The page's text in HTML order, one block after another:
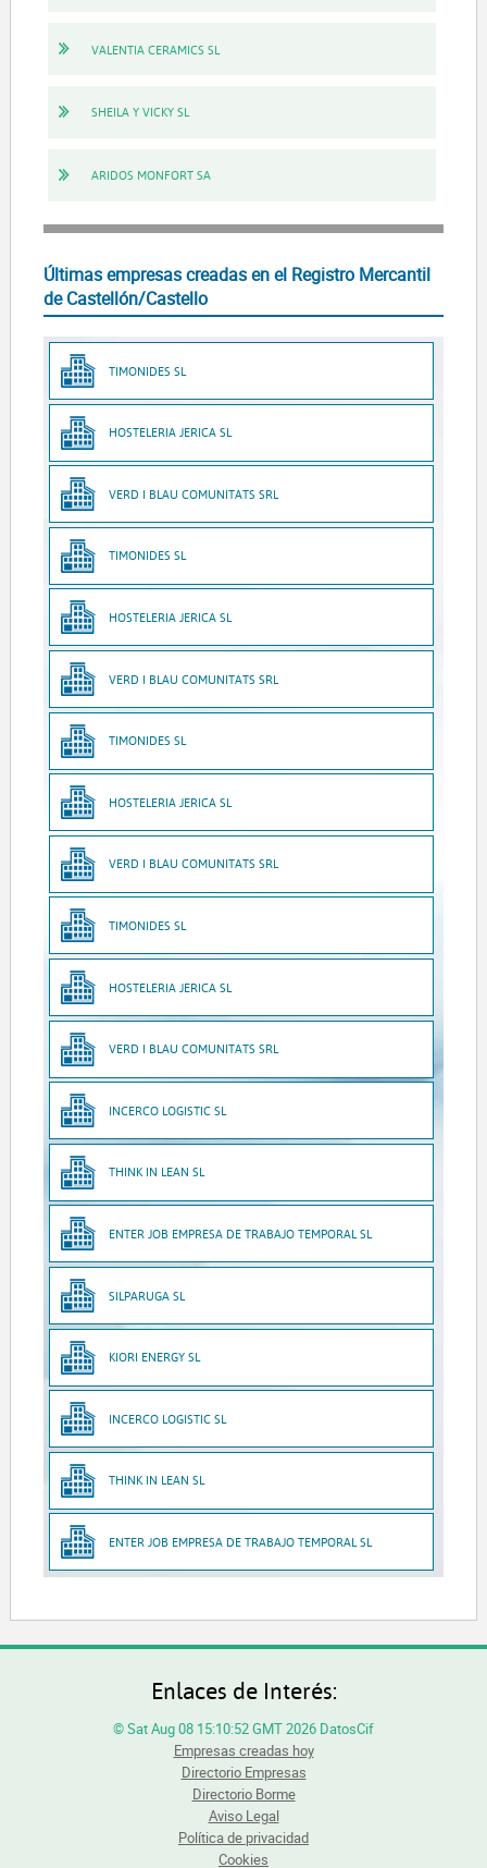
VALENTIA CERAMICS SL
SHEILA Y VICKY SL
ARIDOS MONFORT SA
Últimas empresas creadas en el Registro Mercantil
de Castellón/Castello
TIMONIDES SL
HOSTELERIA JERICA SL
VERD I BLAU COMUNITATS SRL
TIMONIDES SL
HOSTELERIA JERICA SL
VERD I BLAU COMUNITATS SRL
TIMONIDES SL
HOSTELERIA JERICA SL
VERD I BLAU COMUNITATS SRL
TIMONIDES SL
HOSTELERIA JERICA SL
VERD I BLAU COMUNITATS SRL
INCERCO LOGISTIC SL
THINK IN LEAN SL
ENTER JOB EMPRESA DE TRABAJO TEMPORAL SL
SILPARUGA SL
KIORI ENERGY SL
INCERCO LOGISTIC SL
THINK IN LEAN SL
ENTER JOB EMPRESA DE TRABAJO TEMPORAL SL
Enlaces de Interés:
© Sat Aug 08 15:10:52 GMT 2026 DatosCif
Empresas creadas hoy
Directorio Empresas
Directorio Borme
Aviso Legal
Política de privacidad
Cookies